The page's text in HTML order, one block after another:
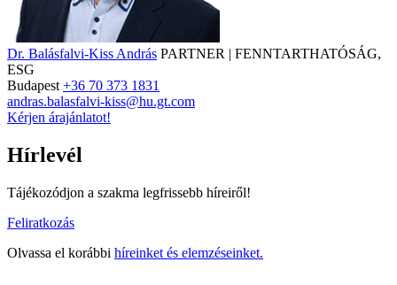
Dr. Balásfalvi-Kiss András PARTNER | FENNTARTHATÓSÁG,
ESG
Budapest +36 70 373 1831
andras.balasfalvi-kiss@hu.gt.com
Kérjen árajánlatot!
Hírlevél
Tájékozódjon a szakma legfrissebb híreiről!
Feliratkozás
Olvassa el korábbi híreinket és elemzéseinket.